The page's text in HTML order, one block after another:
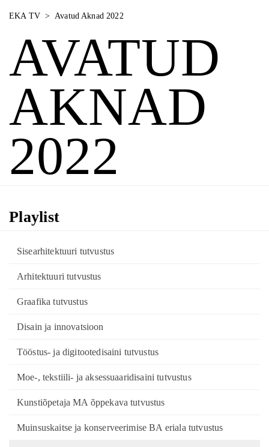
EKA TV > Avatud Aknad 2022
AVATUD
AKNAD
2022
Playlist
Sisearhitektuuri tutvustus
Arhitektuuri tutvustus
Graafika tutvustus
Disain ja innovatsioon
Tööstus- ja digitootedisaini tutvustus
Moe-, tekstiili- ja aksessuaaridisaini tutvustus
Kunstiõpetaja MA õppekava tutvustus
Muinsuskaitse ja konserveerimise BA eriala tutvustus